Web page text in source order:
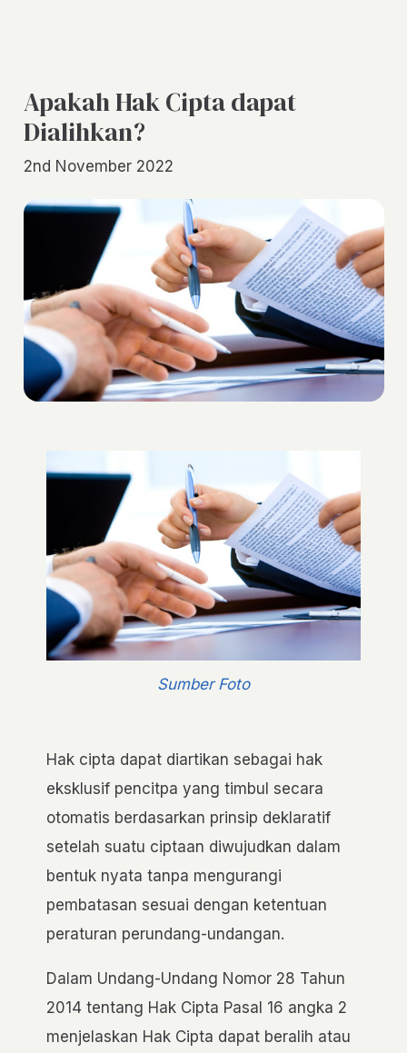
Apakah Hak Cipta dapat
Dialihkan?
2nd November 2022
Sumber Foto
Hak cipta dapat diartikan sebagai hak
eksklusif pencitpa yang timbul secara
otomatis berdasarkan prinsip deklaratif
setelah suatu ciptaan diwujudkan dalam
bentuk nyata tanpa mengurangi
pembatasan sesuai dengan ketentuan
peraturan perundang-undangan.
Dalam Undang-Undang Nomor 28 Tahun
2014 tentang Hak Cipta Pasal 16 angka 2
menjelaskan Hak Cipta dapat beralih atau